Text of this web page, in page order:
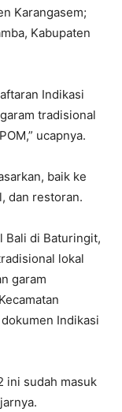
Karangasem;
Kabupaten
Indikasi
tradisional
ucapnya.
baik ke
dan restoran.
Bali di Baturingit,
lokal
garam
Indikasi
ini sudah masuk